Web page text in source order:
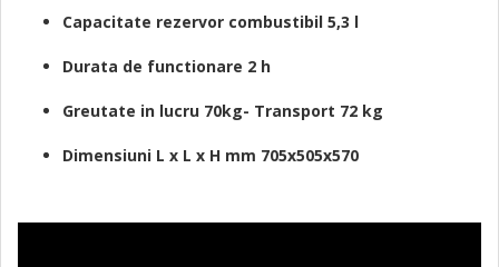
Capacitate rezervor combustibil 5,3 l
Durata de functionare 2 h
Greutate in lucru 70kg- Transport 72 kg
Dimensiuni L x L x H mm 705x505x570